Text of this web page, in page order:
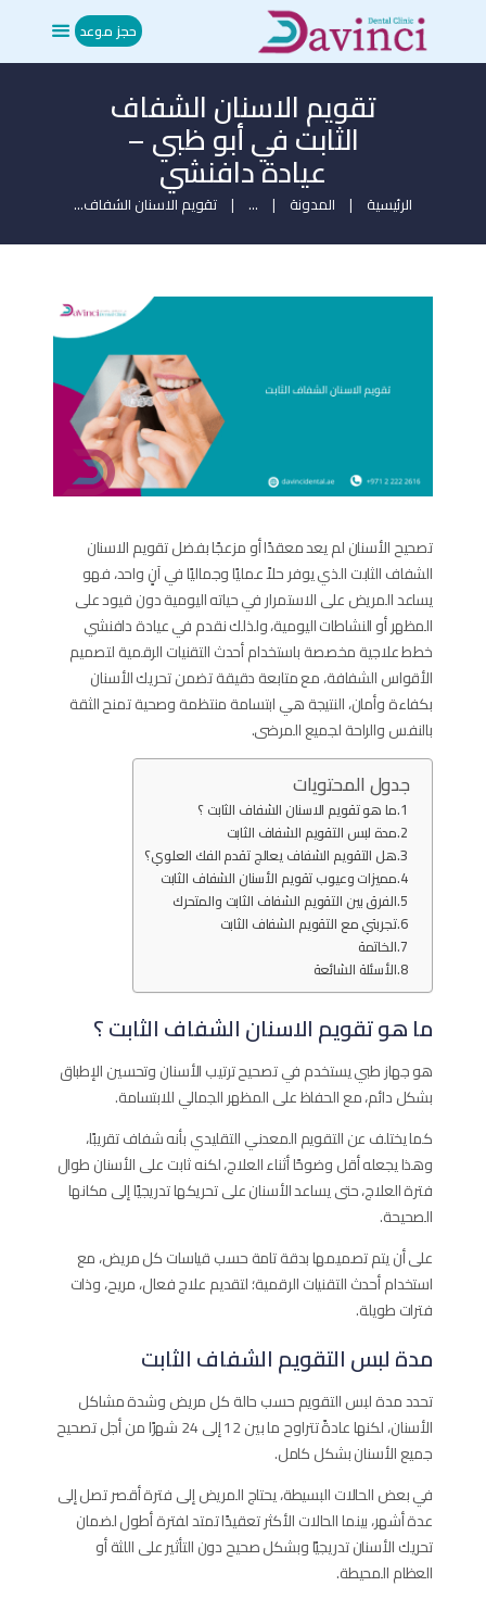
حجز موعد
تقويم الاسنان الشفاف
الثابت​ في أبو ظبي –
عيادة دافنشي
الرئيسية المدونة ... تقويم الاسنان الشفاف...
الرئيسية
من نحن
العلاجات
المدونة
حجز موعد
تصحيح الأسنان لم يعد معقدًا أو مزعجًا بفضل تقويم الاسنان
الشفاف الثابت​ الذي يوفر حلاً عمليًا وجماليًا في آنٍ واحد، فهو
يساعد المريض على الاستمرار في حياته اليومية دون قيود على
المظهر أو النشاطات اليومية، ولذلك نقدم في عيادة دافنشي
خطط علاجية مخصصة باستخدام أحدث التقنيات الرقمية لتصميم
الأقواس الشفافة، مع متابعة دقيقة تضمن تحريك الأسنان
بكفاءة وأمان، النتيجة هي ابتسامة منتظمة وصحية تمنح الثقة
بالنفس والراحة لجميع المرضى.
جدول المحتويات
ما هو تقويم الاسنان الشفاف الثابت​ ؟
مدة لبس التقويم الشفاف الثابت
هل التقويم الشفاف يعالج تقدم الفك العلوي؟
مميزات وعيوب تقويم الأسنان الشفاف الثابت
الفرق بين التقويم الشفاف الثابت والمتحرك
تجربتي مع التقويم الشفاف الثابت
الخاتمة
الأسئلة الشائعة
ما هو تقويم الاسنان الشفاف الثابت​ ؟
هو جهاز طبي يستخدم في تصحيح ترتيب الأسنان وتحسين الإطباق
بشكل دائم، مع الحفاظ على المظهر الجمالي للابتسامة.
كما يختلف عن التقويم المعدني التقليدي بأنه شفاف تقريبًا،
وهذا يجعله أقل وضوحًا أثناء العلاج، لكنه ثابت على الأسنان طوال
فترة العلاج، حتى يساعد الأسنان على تحريكها تدريجيًا إلى مكانها
الصحيحة.
على أن يتم تصميمها بدقة تامة حسب قياسات كل مريض، مع
استخدام أحدث التقنيات الرقمية؛ لتقديم علاج فعال، مريح، وذات
فترات طويلة.
مدة لبس التقويم الشفاف الثابت
تحدد مدة لبس التقويم حسب حالة كل مريض وشدة مشاكل
الأسنان، لكنها عادةً تتراوح ما بين 12 إلى 24 شهرًا من أجل تصحيح
جميع الأسنان بشكل كامل.
في بعض الحالات البسيطة، يحتاج المريض إلى فترة أقصر تصل إلى
عدة أشهر، بينما الحالات الأكثر تعقيدًا تمتد لفترة أطول لضمان
تحريك الأسنان تدريجيًا وبشكل صحيح دون التأثير على اللثة أو
العظام المحيطة.